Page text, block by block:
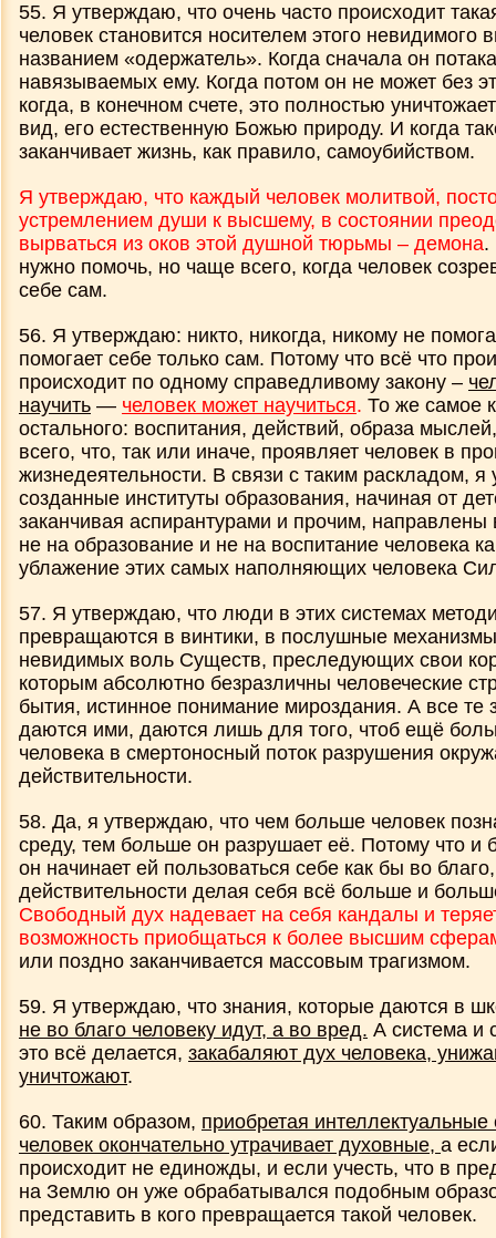
55. Я утверждаю, что очень часто происходит
человек становится носителем этого невидимого
названием «одержатель». Когда сначала он
навязываемых ему. Когда потом он не может без
когда, в конечном счете, это полностью
вид, его естественную Божью природу. И когда
заканчивает жизнь, как правило, самоубийством.
Я утверждаю, что каждый человек молитвой,
устремлением души к высшему, в состоянии
вырваться из оков этой душной тюрьмы – демона.
нужно помочь, но чаще всего, когда человек
себе сам.
56. Я утверждаю: никто, никогда, никому не
помогает себе только сам. Потому что всё что
происходит по одному справедливому закону –
научить — человек может научиться. То же самое
остального: воспитания, действий, образа
всего, что, так или иначе, проявляет человек в
жизнедеятельности. В связи с таким раскладом,
созданные институты образования, начиная от
заканчивая аспирантурами и прочим,
не на образование и не на воспитание человека
ублажение этих самых наполняющих человека
57. Я утверждаю, что люди в этих системах
превращаются в винтики, в послушные
невидимых воль Существ, преследующих свои
которым абсолютно безразличны человеческие
бытия, истинное понимание мироздания. А все те
даются ими, даются лишь для того, чтоб ещё бо
человека в смертоносный поток разрушения
действительности.
58. Да, я утверждаю, что чем больше человек
среду, тем больше он разрушает её. Потому что и
он начинает ей пользоваться себе как бы во
действительности делая себя всё больше и
Свободный дух надевает на себя кандалы и
возможность приобщаться к более высшим
или поздно заканчивается массовым трагизмом.
59. Я утверждаю, что знания, которые даются в
не во благо человеку идут, а во вред. А система и
это всё делается, закабаляют дух человека,
уничтожают.
60. Таким образом, приобретая интеллектуальные
человек окончательно утрачивает духовные, а
происходит не единожды, и если учесть, что в
на Землю он уже обрабатывался подобным
представить в кого превращается такой человек.